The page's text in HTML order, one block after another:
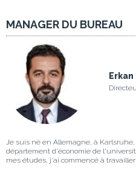
MANAGER DU BUREAU
Je suis né en Allemagne, à Karlsruhe,
département d'économie de
mes études, j'ai commencé à travailler